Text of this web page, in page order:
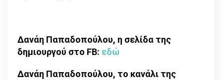
Δανάη Παπαδοπούλου, η σελίδα της
δημιουργού στο FB: εδώ
Δανάη Παπαδοπούλου, το κανάλι της